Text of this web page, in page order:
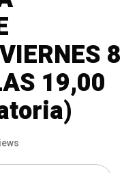
8
19,00